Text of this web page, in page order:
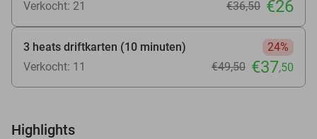
Verkocht: 21
€36,50 €26
3 heats driftkarten (10 minuten)
24%
Verkocht: 11
€49,50 €37,50
Highlights